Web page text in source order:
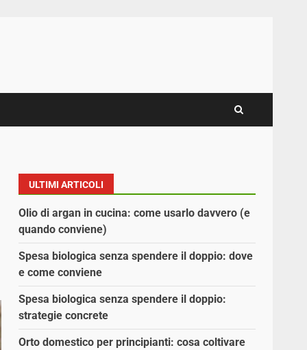
ULTIMI ARTICOLI
Olio di argan in cucina: come usarlo davvero (e
quando conviene)
Spesa biologica senza spendere il doppio: dove
e come conviene
Spesa biologica senza spendere il doppio:
strategie concrete
Orto domestico per principianti: cosa coltivare